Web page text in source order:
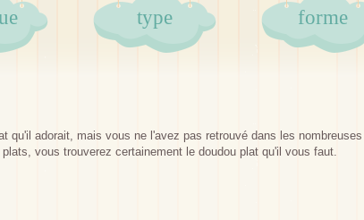
type forme
qu'il adorait, mais vous ne l'avez pas retrouvé dans les
vous trouverez certainement le doudou plat qu'il vous faut.